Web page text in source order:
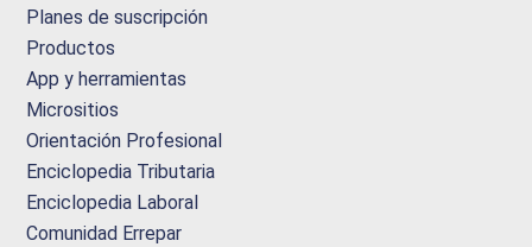
Planes de suscripción
Productos
App y herramientas
Micrositios
Orientación Profesional
Enciclopedia Tributaria
Enciclopedia Laboral
Comunidad Errepar